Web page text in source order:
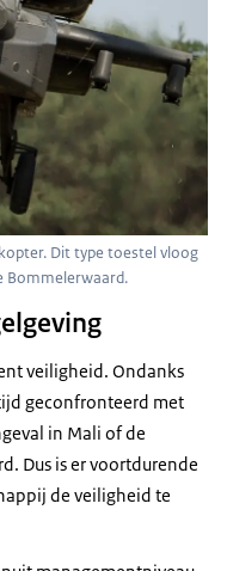
Dit type toestel vloog
Bommelerwaard.
veiligheid. Ondanks
geconfronteerd met
in Mali of de
Dus is er voortdurende
de veiligheid te